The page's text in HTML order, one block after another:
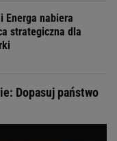
Energa nabiera
strategiczna dla
Dopasuj państwo